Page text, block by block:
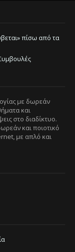
πίσω από τα
με δωρεάν
και
στο διαδίκτυο.
και ποιοτικό
με απλό και